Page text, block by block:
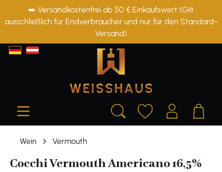
springen
➡️ Versandkostenfrei ab 50 € Einkaufswert (Gilt
ausschließlich für Endverbraucher und nur für den Standard-
Versand)
Wein Vermouth
Cocchi Vermouth Americano 16,5%